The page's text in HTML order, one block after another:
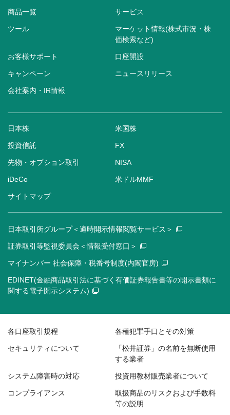
商品一覧 サービス
ツール
マーケット情報(株式市況・株
価検索など)
お客様サポート 口座開設
キャンペーン ニュースリリース
会社案内・IR情報
日本株 米国株
投資信託 FX
先物・オプション取引 NISA
iDeCo 米ドルMMF
サイトマップ
日本取引所グループ＜適時開示情報閲覧サービス＞
証券取引等監視委員会＜情報受付窓口＞
マイナンバー 社会保障・税番号制度(内閣官房)
EDINET(金融商品取引法に基づく有価証券報告書等の開示書類に
関する電子開示システム)
各口座取引規程 各種犯罪手口とその対策
セキュリティについて
「松井証券」の名前を無断使用
する業者
システム障害時の対応 投資用教材販売業者について
コンプライアンス
取扱商品のリスクおよび手数料
等の説明